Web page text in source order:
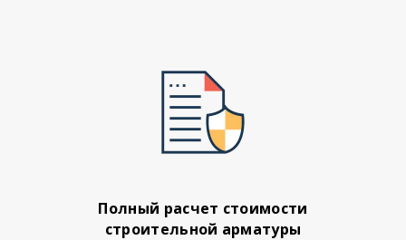
Полный расчет стоимости
строительной арматуры